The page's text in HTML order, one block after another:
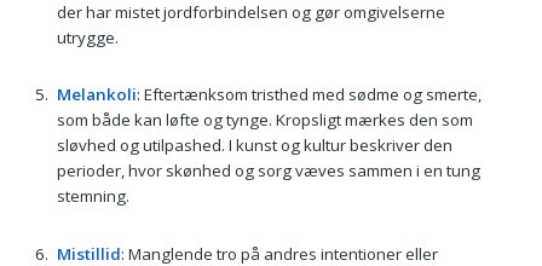
der har mistet jordforbindelsen og gør omgivelserne
utrygge.
Melankoli: Eftertænksom tristhed med sødme og smerte,
som både kan løfte og tynge. Kropsligt mærkes den som
sløvhed og utilpashed. I kunst og kultur beskriver den
perioder, hvor skønhed og sorg væves sammen i en tung
stemning.
Mistillid: Manglende tro på andres intentioner eller